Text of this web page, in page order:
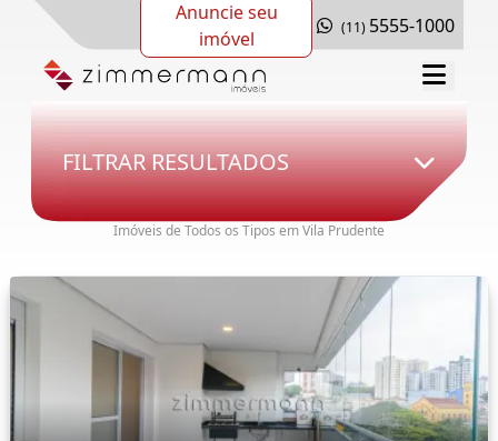
Anuncie seu
imóvel
(11) 5555-1000
FILTRAR RESULTADOS
Imóveis de Todos os Tipos em Vila Prudente